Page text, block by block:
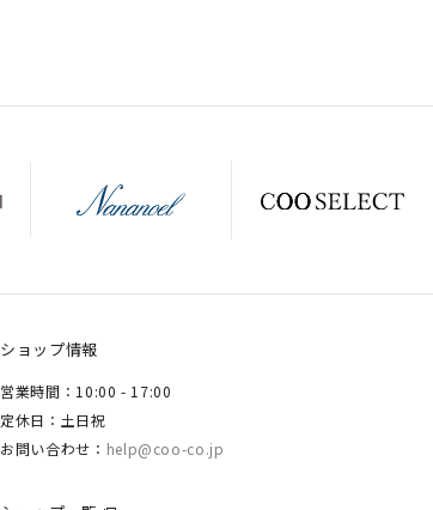
ショップ情報
営業時間：10:00 - 17:00
定休日：土日祝
お問い合わせ： help@coo-co.jp